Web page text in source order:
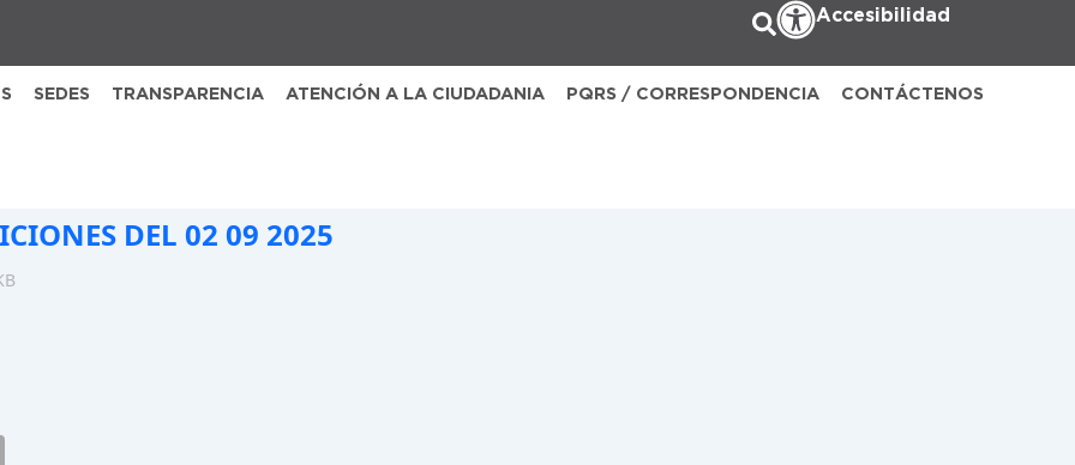
Accesibilidad
SEDES TRANSPARENCIA ATENCIÓN A LA CIUDADANIA PQRS / CORRESPONDENCIA CONTÁCTENOS
DEL 02 09 2025